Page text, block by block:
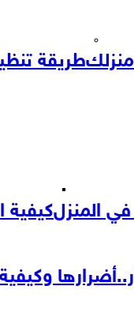
طريقة
المنزلكيفية